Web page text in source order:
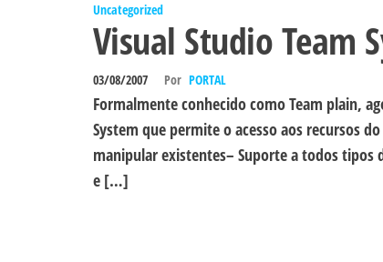
Uncategorized
Visual Studio Team
03/08/2007 Por PORTAL
Formalmente conhecido como Team plain,
System que permite o acesso aos recursos
manipular existentes– Suporte a todos tipos
e […]